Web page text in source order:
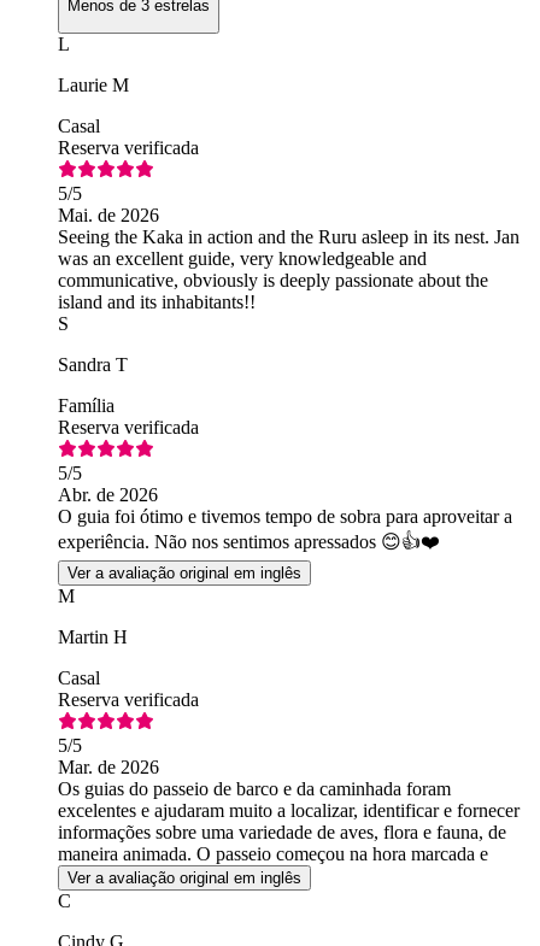
Menos de 3 estrelas
L
Laurie M
Casal
Reserva verificada
5/5
Mai. de 2026
Seeing the Kaka in action and the Ruru asleep in its nest. Jan
was an excellent guide, very knowledgeable and
communicative, obviously is deeply passionate about the
island and its inhabitants!!
S
Sandra T
Família
Reserva verificada
5/5
Abr. de 2026
O guia foi ótimo e tivemos tempo de sobra para aproveitar a
experiência. Não nos sentimos apressados 😊👍❤️
Ver a avaliação original em inglês
M
Martin H
Casal
Reserva verificada
5/5
Mar. de 2026
Os guias do passeio de barco e da caminhada foram
excelentes e ajudaram muito a localizar, identificar e fornecer
informações sobre uma variedade de aves, flora e fauna, de
maneira animada. O passeio começou na hora marcada e
cumpriu o horário previsto.
Ver a avaliação original em inglês
C